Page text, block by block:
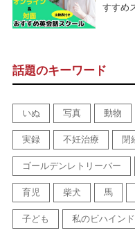
すすめ
話題のキーワード
いぬ 写真 動物
実録 不妊治療 閉
ゴールデンレトリーバー
育児 柴犬 馬
子ども 私のビハイン